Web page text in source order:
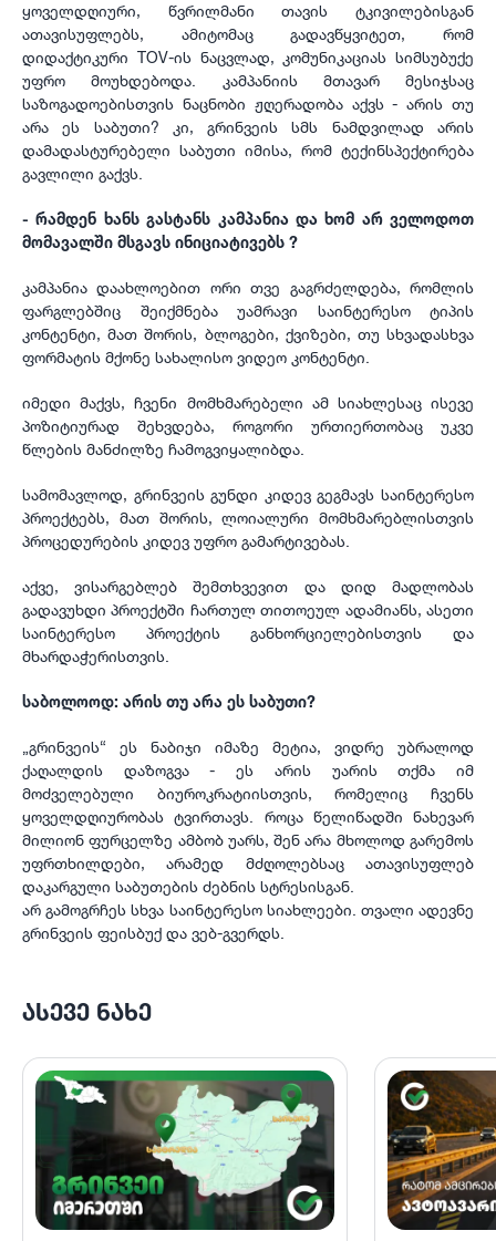
ყოველდღიური, წვრილმანი თავის ტკივილებისგან
ათავისუფლებს, ამიტომაც გადავწყვიტეთ, რომ
დიდაქტიკური TOV-ის ნაცვლად, კომუნიკაციას სიმსუბუქე
უფრო მოუხდებოდა. კამპანიის მთავარ მესიჯსაც
საზოგადოებისთვის ნაცნობი ჟღერადობა აქვს - არის თუ
არა ეს საბუთი? კი, გრინვეის სმს ნამდვილად არის
დამადასტურებელი საბუთი იმისა, რომ ტექინსპექტირება
გავლილი გაქვს.
- რამდენ ხანს გასტანს კამპანია და ხომ არ ველოდოთ
მომავალში მსგავს ინიციატივებს ?
კამპანია დაახლოებით ორი თვე გაგრძელდება, რომლის
ფარგლებშიც შეიქმნება უამრავი საინტერესო ტიპის
კონტენტი, მათ შორის, ბლოგები, ქვიზები, თუ სხვადასხვა
ფორმატის მქონე სახალისო ვიდეო კონტენტი.
იმედი მაქვს, ჩვენი მომხმარებელი ამ სიახლესაც ისევე
პოზიტიურად შეხვდება, როგორი ურთიერთობაც უკვე
წლების მანძილზე ჩამოგვიყალიბდა.
სამომავლოდ, გრინვეის გუნდი კიდევ გეგმავს საინტერესო
პროექტებს, მათ შორის, ლოიალური მომხმარებლისთვის
პროცედურების კიდევ უფრო გამარტივებას.
აქვე, ვისარგებლებ შემთხვევით და დიდ მადლობას
გადავუხდი პროექტში ჩართულ თითოეულ ადამიანს, ასეთი
საინტერესო პროექტის განხორციელებისთვის და
მხარდაჭერისთვის.
საბოლოოდ: არის თუ არა ეს საბუთი?
„გრინვეის“ ეს ნაბიჯი იმაზე მეტია, ვიდრე უბრალოდ
ქაღალდის დაზოგვა - ეს არის უარის თქმა იმ
მოძველებული ბიუროკრატიისთვის, რომელიც ჩვენს
ყოველდღიურობას ტვირთავს. როცა წელიწადში ნახევარ
მილიონ ფურცელზე ამბობ უარს, შენ არა მხოლოდ გარემოს
უფრთხილდები, არამედ მძღოლებსაც ათავისუფლებ
დაკარგული საბუთების ძებნის სტრესისგან.
არ გამოგრჩეს სხვა საინტერესო სიახლეები. თვალი ადევნე
გრინვეის ფეისბუქ და ვებ-გვერდს.
ᲐᲡᲔᲕᲔ ᲜᲐᲮᲔ